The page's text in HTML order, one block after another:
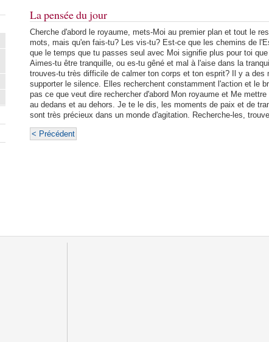
La pensée du jour
Cherche d'abord le royaume, mets-Moi au premier plan et tout le
mots, mais qu'en fais-tu? Les vis-tu? Est-ce que les chemins de
que le temps que tu passes seul avec Moi signifie plus pour toi
Aimes-tu être tranquille, ou es-tu gêné et mal à l'aise dans la
trouves-tu très difficile de calmer ton corps et ton esprit? Il y a des
supporter le silence. Elles recherchent constamment l'action et le
pas ce que veut dire rechercher d'abord Mon royaume et Me
au dedans et au dehors. Je te le dis, les moments de paix et de
sont très précieux dans un monde d'agitation. Recherche-les,
< Précédent